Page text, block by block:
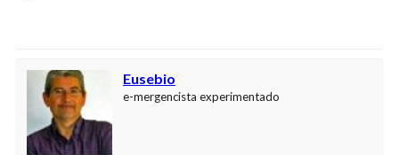
Eusebio
e-mergencista experimentado